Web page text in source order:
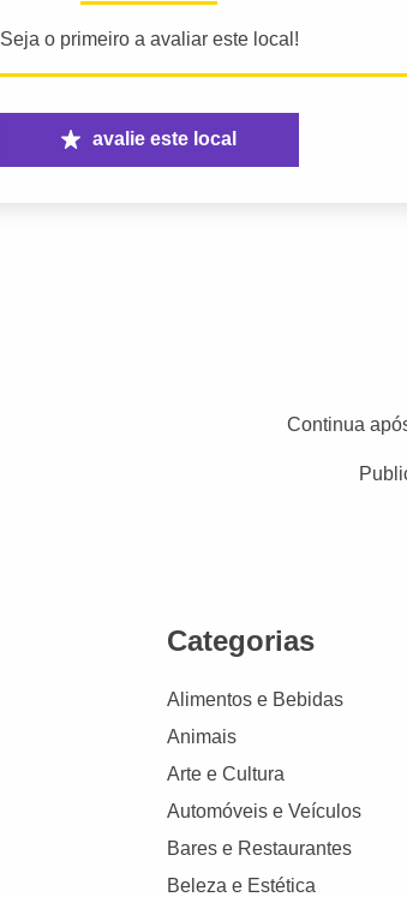
Seja o primeiro a avaliar este local!
avalie este local
Continua
Categorias
Alimentos e Bebidas
Animais
Arte e Cultura
Automóveis e Veículos
Bares e Restaurantes
Beleza e Estética